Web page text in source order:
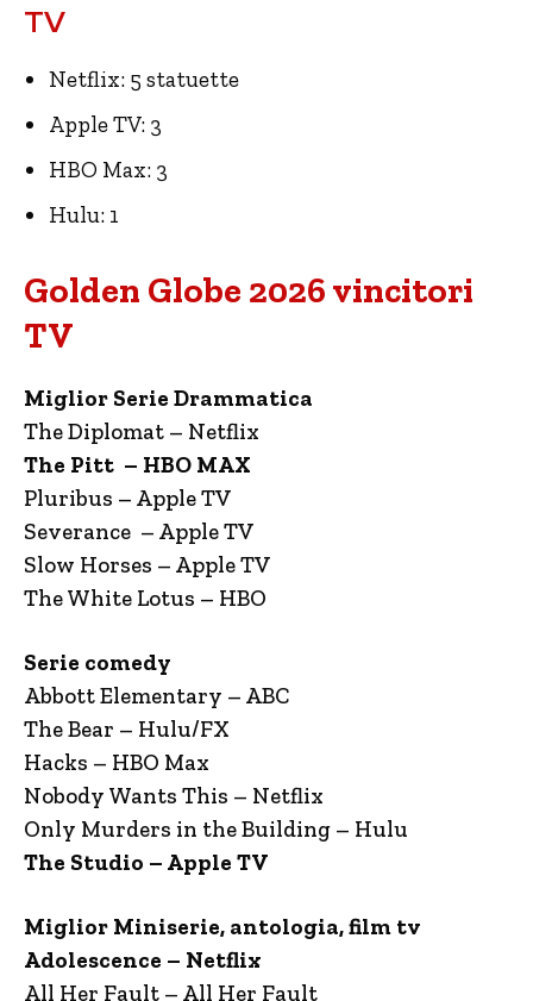
TV
Netflix: 5 statuette
Apple TV: 3
HBO Max: 3
Hulu: 1
Golden Globe 2026 vincitori
TV
Miglior Serie Drammatica
The Diplomat – Netflix
The Pitt – HBO MAX
Pluribus – Apple TV
Severance – Apple TV
Slow Horses – Apple TV
The White Lotus – HBO
Serie comedy
Abbott Elementary – ABC
The Bear – Hulu/FX
Hacks – HBO Max
Nobody Wants This – Netflix
Only Murders in the Building – Hulu
The Studio – Apple TV
Miglior Miniserie, antologia, film tv
Adolescence – Netflix
All Her Fault – All Her Fault